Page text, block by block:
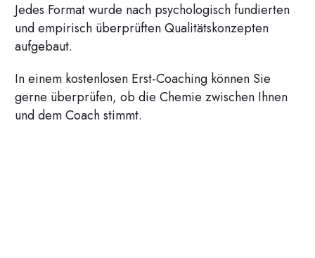
Jedes Format wurde nach psychologisch fundierten
und empirisch überprüften Qualitätskonzepten
aufgebaut.
In einem kostenlosen Erst-Coaching können Sie
gerne überprüfen, ob die Chemie zwischen Ihnen
und dem Coach stimmt.